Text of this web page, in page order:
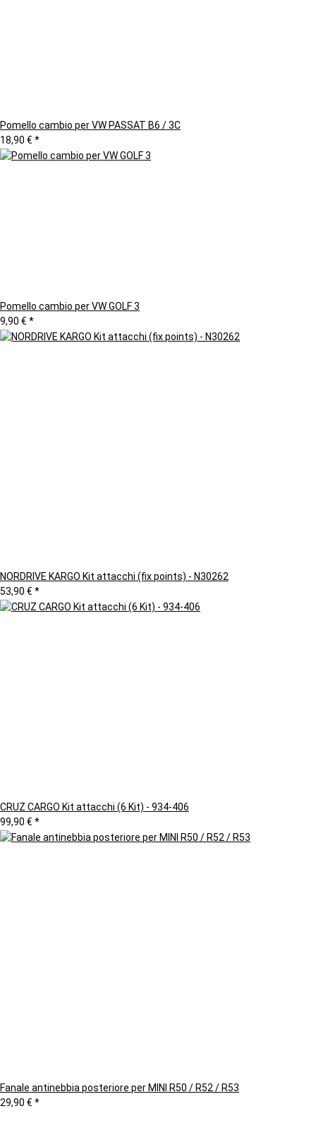
Pomello cambio per VW PASSAT B6 / 3C
18,90 € *
Pomello cambio per VW GOLF 3
9,90 € *
NORDRIVE KARGO Kit attacchi (fix points) - N30262
53,90 € *
CRUZ CARGO Kit attacchi (6 Kit) - 934-406
99,90 € *
Fanale antinebbia posteriore per MINI R50 / R52 / R53
29,90 € *